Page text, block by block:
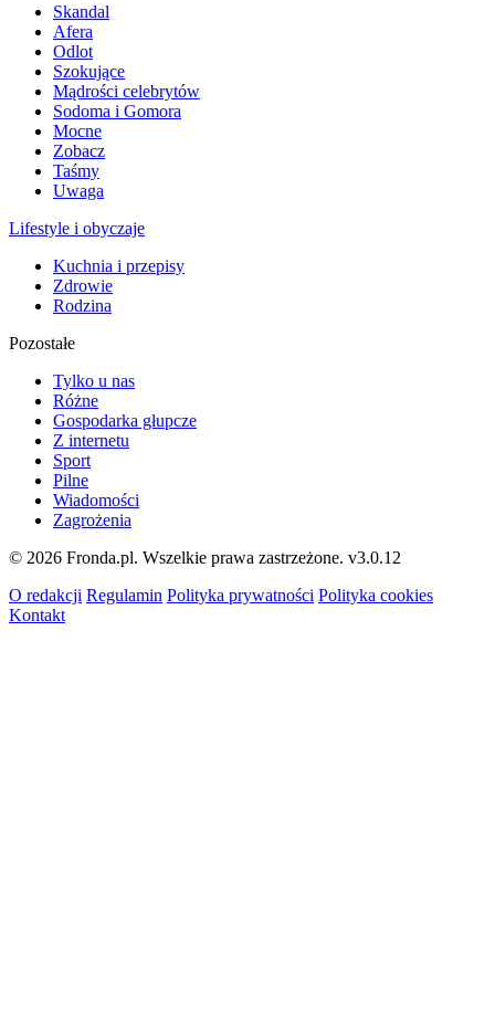
Skandal
Afera
Odlot
Szokujące
Mądrości celebrytów
Sodoma i Gomora
Mocne
Zobacz
Taśmy
Uwaga
Lifestyle i obyczaje
Kuchnia i przepisy
Zdrowie
Rodzina
Pozostałe
Tylko u nas
Różne
Gospodarka głupcze
Z internetu
Sport
Pilne
Wiadomości
Zagrożenia
© 2026 Fronda.pl. Wszelkie prawa zastrzeżone. v3.0.12
O redakcji Regulamin Polityka prywatności Polityka cookies
Kontakt